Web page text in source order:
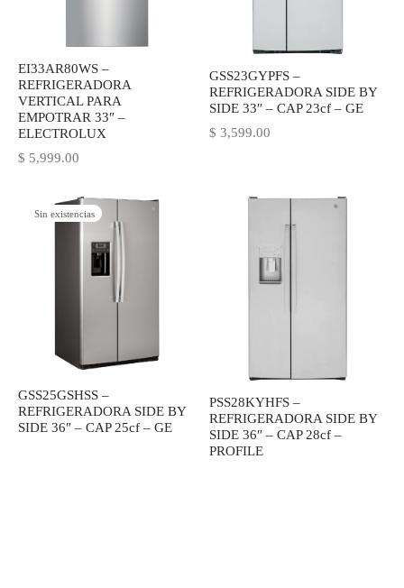
EI33AR80WS –
REFRIGERADORA
VERTICAL PARA
EMPOTRAR 33″ –
ELECTROLUX
$ 5,999.00
GSS23GYPFS –
REFRIGERADORA SIDE BY
SIDE 33″ – CAP 23cf – GE
$ 3,599.00
Sin existencias
GSS25GSHSS –
REFRIGERADORA SIDE BY
SIDE 36″ – CAP 25cf – GE
PSS28KYHFS –
REFRIGERADORA SIDE BY
SIDE 36″ – CAP 28cf –
PROFILE
AID